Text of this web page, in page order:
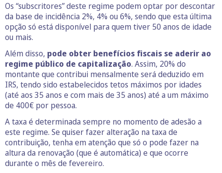
Os “subscritores” deste regime podem optar por descontar
da base de incidência 2%, 4% ou 6%, sendo que esta última
opção só está disponível para quem tiver 50 anos de idade
ou mais.
Além disso, pode obter benefícios fiscais se aderir ao
regime público de capitalização. Assim, 20% do
montante que contribui mensalmente será deduzido em
IRS, tendo sido estabelecidos tetos máximos por idades
(até aos 35 anos e com mais de 35 anos) até a um máximo
de 400€ por pessoa.
A taxa é determinada sempre no momento de adesão a
este regime. Se quiser fazer alteração na taxa de
contribuição, tenha em atenção que só o pode fazer na
altura da renovação (que é automática) e que ocorre
durante o mês de fevereiro.